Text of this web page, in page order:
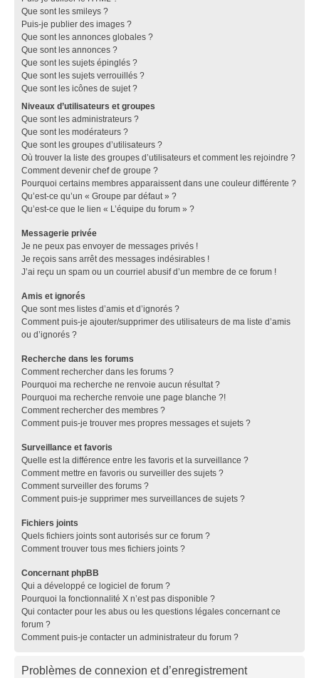
Que sont les smileys ?
Puis-je publier des images ?
Que sont les annonces globales ?
Que sont les annonces ?
Que sont les sujets épinglés ?
Que sont les sujets verrouillés ?
Que sont les icônes de sujet ?
Niveaux d’utilisateurs et groupes
Que sont les administrateurs ?
Que sont les modérateurs ?
Que sont les groupes d’utilisateurs ?
Où trouver la liste des groupes d’utilisateurs et comment les rejoindre ?
Comment devenir chef de groupe ?
Pourquoi certains membres apparaissent dans une couleur différente ?
Qu’est-ce qu’un « Groupe par défaut » ?
Qu’est-ce que le lien « L’équipe du forum » ?
Messagerie privée
Je ne peux pas envoyer de messages privés !
Je reçois sans arrêt des messages indésirables !
J’ai reçu un spam ou un courriel abusif d’un membre de ce forum !
Amis et ignorés
Que sont mes listes d’amis et d’ignorés ?
Comment puis-je ajouter/supprimer des utilisateurs de ma liste d’amis
ou d’ignorés ?
Recherche dans les forums
Comment rechercher dans les forums ?
Pourquoi ma recherche ne renvoie aucun résultat ?
Pourquoi ma recherche renvoie une page blanche ?!
Comment rechercher des membres ?
Comment puis-je trouver mes propres messages et sujets ?
Surveillance et favoris
Quelle est la différence entre les favoris et la surveillance ?
Comment mettre en favoris ou surveiller des sujets ?
Comment surveiller des forums ?
Comment puis-je supprimer mes surveillances de sujets ?
Fichiers joints
Quels fichiers joints sont autorisés sur ce forum ?
Comment trouver tous mes fichiers joints ?
Concernant phpBB
Qui a développé ce logiciel de forum ?
Pourquoi la fonctionnalité X n’est pas disponible ?
Qui contacter pour les abus ou les questions légales concernant ce
forum ?
Comment puis-je contacter un administrateur du forum ?
Problèmes de connexion et d’enregistrement